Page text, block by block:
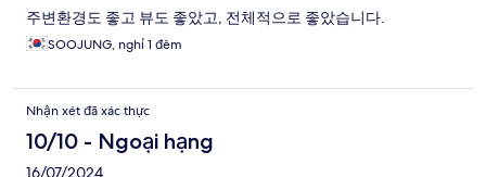
주변환경도 좋고 뷰도 좋았고, 전체적으로 좋았습니다.
SOOJUNG, nghỉ 1 đêm
Nhận xét đã xác thực
10/10 - Ngoại hạng
16/07/2024